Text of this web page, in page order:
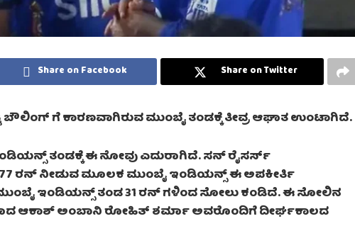
Share on Facebook Share on Twitter
ಬೌಲಿಂಗ್ ಗೆ ಕಾರಣವಾಗಿರುವ ಮುಂಬೈ ತಂಡಕ್ಕೆ ತೀವ್ರ ಆಘಾತ ಉಂಟಾಗಿದೆ.
ತಂಡಕ್ಕೆ ಈ ನೋವು ಎದುರಾಗಿದೆ. ಸನ್ ರೈಸರ್ಸ್
277 ರನ್ ನೀಡುವ ಮೂಲಕ ಮುಂಬೈ ಇಂಡಿಯನ್ಸ್ ಈ ಅಪಕೀರ್ತಿ
ಮುಂಬೈ ಇಂಡಿಯನ್ಸ್ ತಂಡ 31 ರನ್ ಗಳಿಂದ ಸೋಲು ಕಂಡಿದೆ. ಈ ಸೋಲಿನ
ಆಕಾಶ್ ಅಂಬಾನಿ ರೋಹಿತ್ ಶರ್ಮಾ ಅವರೊಂದಿಗೆ ದೀರ್ಘಕಾಲದ